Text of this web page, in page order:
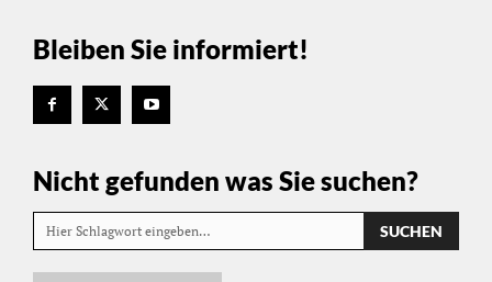
Bleiben Sie informiert!
Nicht gefunden was Sie suchen?
Hier Schlagwort eingeben… SUCHEN